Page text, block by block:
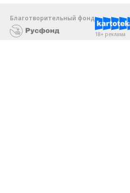
Благотворительный фонд
18+ реклама